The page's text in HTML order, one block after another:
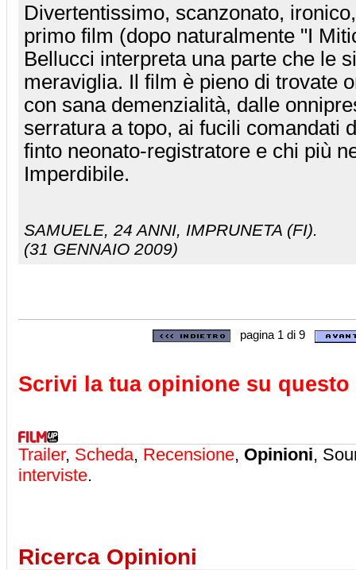
Divertentissimo, scanzonato,
primo film (dopo naturalmente "I
Bellucci interpreta una parte che le
meraviglia. Il film è pieno di trovate
con sana demenzialità, dalle
serratura a topo, ai fucili comandati
finto neonato-registratore e chi più
Imperdibile.
SAMUELE, 24 ANNI, IMPRUNETA (FI).
(31 GENNAIO 2009)
pagina 1 di 9
Scrivi la tua opinione su
Trailer, Scheda, Recensione, Opinioni,
interviste.
Ricerca Opinioni